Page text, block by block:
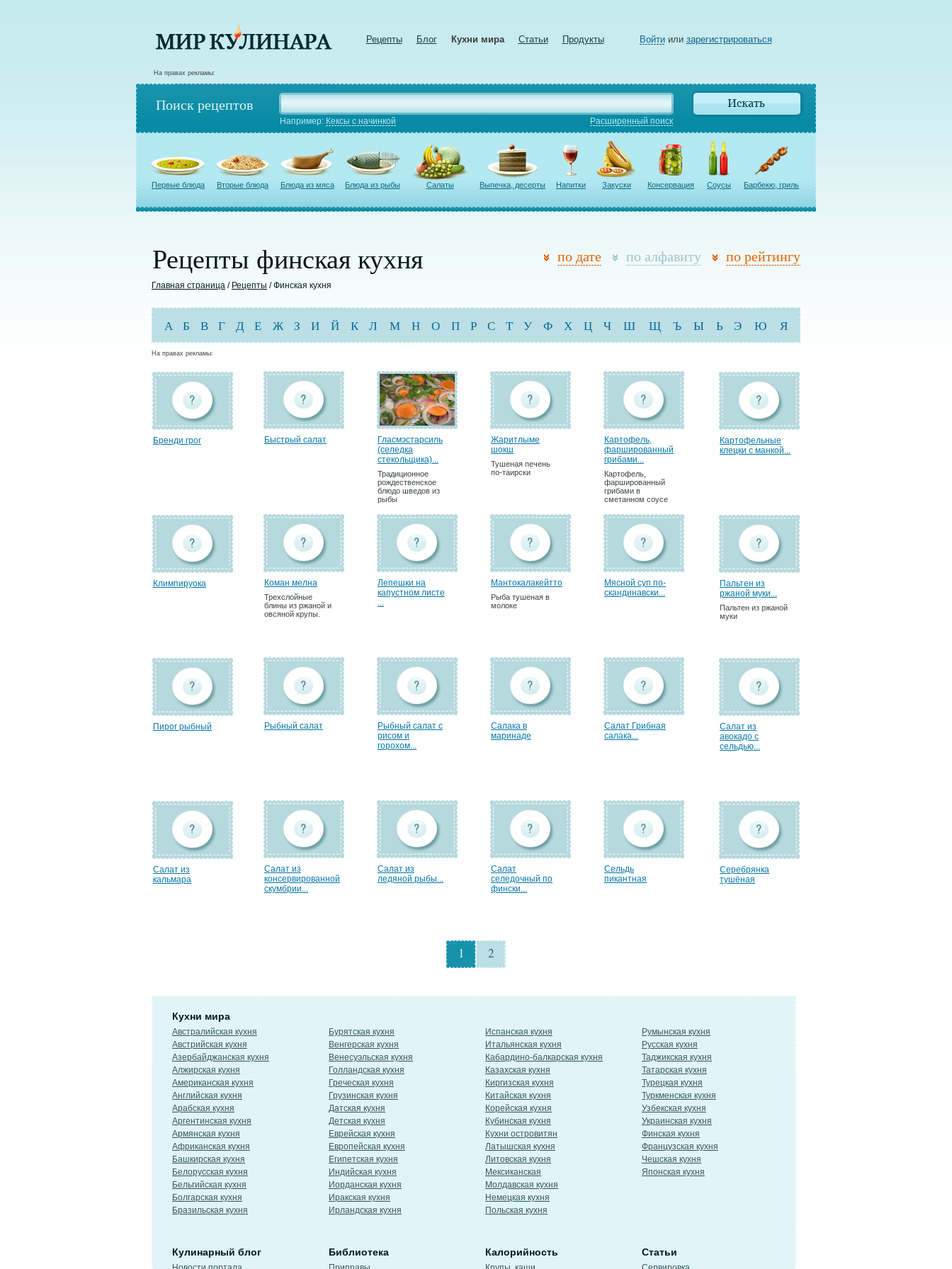
Рецепты Блог Кухни мира Статьи Продукты Войтиили зарегистрироваться
На правах рекламы:
Поиск рецептов
Например: Кексы с начинкой Расширенный поиск
Первые блюда Вторые блюда Блюда из мяса Блюда из рыбы Салаты Выпечка, десерты Напитки Закуски Консервация Соусы Барбекю, гриль
Рецепты финская кухня по дате по алфавиту по рейтингу
Главная страница / Рецепты / Финская кухня
А Б В Г Д Е Ж З И Й К Л М Н О П Р С Т У Ф Х Ц Ч Ш Щ Ъ Ы Ь Э Ю Я
На правах рекламы:
Бренди грог Быстрый салат
Гласмэстарсиль
(селедка
стекольщика)...
Традиционное
рождественское
блюдо шведов из
рыбы
Жаритлыме
шокш
Тушеная печень
по-таирски
Картофель,
фаршированный
грибами...
Картофель,
фаршированный
грибами в
сметанном соусе
Картофельные
клецки с манкой...
Климпируока Коман мелна
Трехслойные
блины из ржаной и
овсяной крупы.
Лепешки на
капустном листе
...
Мантокалакейтто
Рыба тушеная в
молоке
Мясной суп по-
скандинавски...
Пальтен из
ржаной муки...
Пальтен из ржаной
муки
Пирог рыбный Рыбный салат
Рыбный салат с
рисом и
горохом...
Салака в
маринаде
Салат Грибная
салака...
Салат из
авокадо с
сельдью...
Салат из
кальмара
Салат из
консервированной
скумбрии...
Салат из
ледяной рыбы...
Салат
селедочный по
фински...
Сельдь
пикантная
Серебрянка
тушёная
1 2
Кухни мира
Австралийская кухня
Австрийская кухня
Азербайджанская кухня
Алжирская кухня
Американская кухня
Английская кухня
Арабская кухня
Аргентинская кухня
Армянская кухня
Африканская кухня
Башкирская кухня
Белорусская кухня
Бельгийская кухня
Болгарская кухня
Бразильская кухня
Бурятская кухня
Венгерская кухня
Венесуэльская кухня
Голландская кухня
Греческая кухня
Грузинская кухня
Датская кухня
Детская кухня
Еврейская кухня
Европейская кухня
Египетская кухня
Индийская кухня
Иорданская кухня
Иракская кухня
Ирландская кухня
Испанская кухня
Итальянская кухня
Кабардино-балкарская кухня
Казахская кухня
Киргизская кухня
Китайская кухня
Корейская кухня
Кубинская кухня
Кухни островитян
Латышская кухня
Литовская кухня
Мексиканская
Молдавская кухня
Немецкая кухня
Польская кухня
Румынская кухня
Русская кухня
Таджикская кухня
Татарская кухня
Турецкая кухня
Туркменская кухня
Узбекская кухня
Украинская кухня
Финская кухня
Французская кухня
Чешская кухня
Японская кухня
Кулинарный блог Библиотека Калорийность Статьи